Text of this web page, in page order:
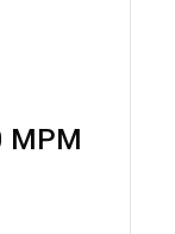
MPM